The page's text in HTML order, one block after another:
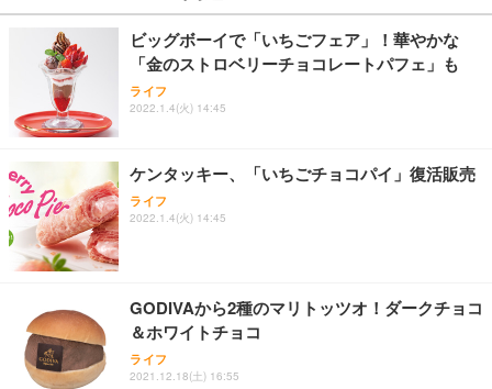
￥27,999
Sezlife オフィスチェア デスクチェア 疲れない テレ
ワーク チェア 強化バックレスト 30度ロッキング機
能 人間工学 椅子 腰サポート 90度跳ね上げ式アーム
務用 おしゃれ パソコンチェア (ブラック)
Sezlife オフィスチェア デスクチェア 疲れない テレ
ワーク チェア 強化バックレスト 30度ロッキング機
務用 おしゃれ パソコンチェア (ホワイト)
ANDWINT オフィスチェア デスクチェア 肘なし メ
ッシュ 通気性 ランバーサポート付き 腰サポート ガ
ス圧無段階昇降 360度回転 キャスター付き コンパク
￥109,572
【純正品】27"ゲーミングモニター DualSense 充電
フック付き（CFI-ZDM1J）
【整備済み品】Dell E2724HS 27インチ 液晶モニタ
ー フルHD（1920×1080）VA 非光沢 HDMI/DisplayP
【MiniLED/24.5inch/280Hz/FHD】GRAPHT THE S
HOOTER Gaming Monitor 24” Essential ゲーミン
グモニター QD 24.5インチ 1ms FHD 量子ドット 残
￥3,234
ネオ・ルーライフ ネオ・オムツ L 中型犬用 26枚入
り 単品
Smart Basic(スマートベーシック) 【Amazon.co.jp
限定】 Smart Basic アイリスオーヤマ ペットシーツ
アイリスオーヤマ ペットシーツ 超厚型 お徳用 レギ
ュラー 200枚入【Amazon.co.jp限定】
ビッグボーイで「いちごフェア」！華やかな
「金のストロベリーチョコレートパフェ」も
ライフ
2022.1.4(火) 14:45
ケンタッキー、「いちごチョコパイ」復活販売
ライフ
2022.1.4(火) 14:45
GODIVAから2種のマリトッツオ！ダークチョコ
＆ホワイトチョコ
ライフ
2021.12.18(土) 16:55